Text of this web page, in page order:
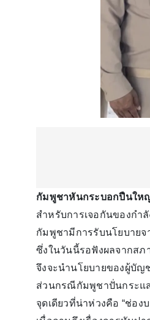
กัมพูชาหันกระบอกปืนให
สำหรับการเจอกันของกำ
กัมพูชามีการรับนโยบายจ
ซึ่งในวันนี้รอฟังผลจากสภ
จึงจะนำนโยบายของผู้บัญ
ส่วนกรณีกัมพูชาปั่นกระแ
จุดเดียวที่น่าห่วงคือ “ช่อง